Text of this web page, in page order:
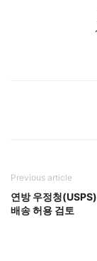
Previous article
연방 우정청
배송 허용 검토